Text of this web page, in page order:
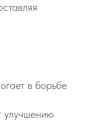
в борьбе
улучшению